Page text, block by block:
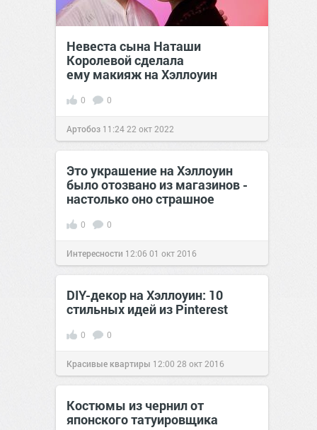
Невеста сына Наташи
Королевой сделала
ему макияж на Хэллоуин
0 0
Артобоз 11:24 22 окт 2022
Это украшение на Хэллоуин
было отозвано из магазинов -
настолько оно страшное
0 0
Интересности 12:0601 окт 2016
DIY-декор на Хэллоуин: 10
стильных идей из Pinterest
0 0
Красивые квартиры 12:00 28 окт 2016
Костюмы из чернил от
японского татуировщика